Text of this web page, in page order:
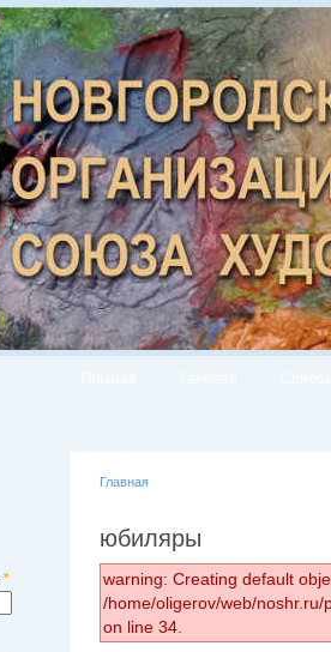
*
Главная
юбиляры
warning: Creating default
/home/oligerov/web/
on line 34.